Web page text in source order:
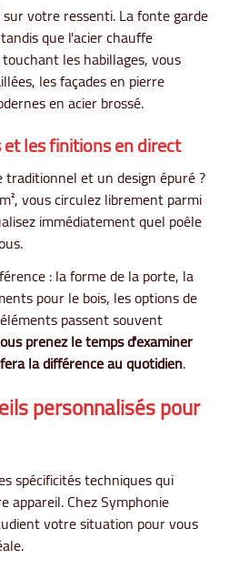
votre ressenti. La fonte garde
que l'acier chauffe
les habillages, vous
les façades en pierre
en acier brossé.
les finitions en direct
et un design épuré ?
vous circulez librement parmi
immédiatement quel poêle
: la forme de la porte, la
pour le bois, les options de
passent souvent
prenez le temps d'examiner
la différence au quotidien.
personnalisés pour
spécificités techniques qui
appareil. Chez Symphonie
votre situation pour vous